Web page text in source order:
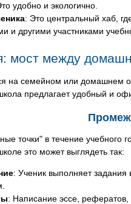
удобно и экологично.
: Это центральный хаб,
и другими участниками
мост между
на семейном или домашнем
предлагает удобный и
точки" в течение
это может выглядеть так:
: Ученик выполняет
: Написание эссе, рефератов,